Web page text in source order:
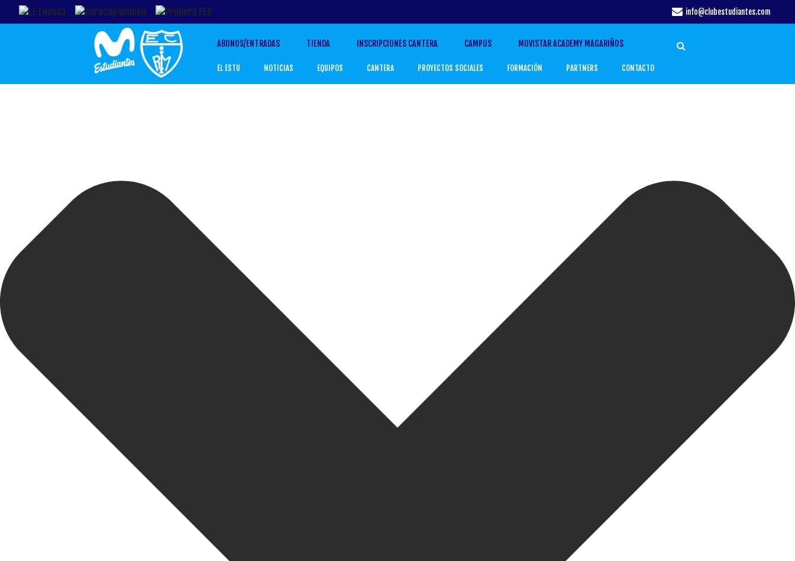
info@clubestudiantes.com
ABONOS/ENTRADAS TIENDA INSCRIPCIONES CANTERA CAMPUS MOVISTAR ACADEMY MAGARIÑOS
EL ESTU NOTICIAS EQUIPOS CANTERA PROYECTOS SOCIALES FORMACIÓN PARTNERS CONTACTO